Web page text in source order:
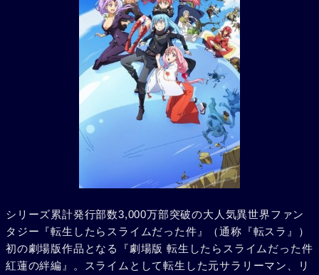
シリーズ累計発行部数3,000万部突破の大人気異世界ファン
タジー『転生したらスライムだった件』（通称『転スラ』）
初の劇場版作品となる『劇場版 転生したらスライムだった件
紅蓮の絆編』。スライムとして転生した元サラリーマン、リ